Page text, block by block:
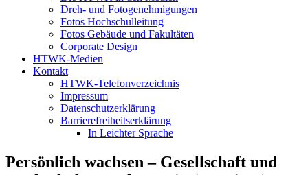
Dreh- und Fotogenehmigungen
Fotos Hochschulleitung
Fotos Gebäude und Fakultäten
Corporate Design
HTWK-Medien
Kontakt
HTWK-Telefonverzeichnis
Impressum
Datenschutzerklärung
Barrierefreiheitserklärung
In Leichter Sprache
Persönlich wachsen – Gesellschaft und